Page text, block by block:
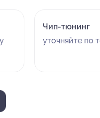
Чип-тюнинг
уточняйте по